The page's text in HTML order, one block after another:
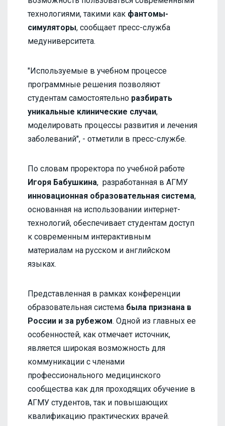
технологиями, такими как фантомы-
симуляторы, сообщает пресс-служба
медуниверситета.
"Используемые в учебном процессе
программные решения позволяют
студентам самостоятельно разбирать
уникальные клинические случаи,
моделировать процессы развития и лечения
заболеваний", - отметили в пресс-службе.
По словам проректора по учебной работе
Игоря Бабушкина, разработанная в АГМУ
инновационная образовательная система,
основанная на использовании интернет-
технологий, обеспечивает студентам доступ
к современным интерактивным
материалам на русском и английском
языках.
Представленная в рамках конференции
образовательная система была признана в
России и за рубежом. Одной из главных ее
особенностей, как отмечает источник,
является широкая возможность для
коммуникации с членами
профессионального медицинского
сообщества как для проходящих обучение в
АГМУ студентов, так и повышающих
квалификацию практических врачей.